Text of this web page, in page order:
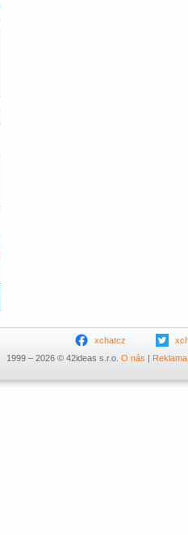
xchatcz
1999 – 2026 © 42ideas s.r.o. O nás | Reklama